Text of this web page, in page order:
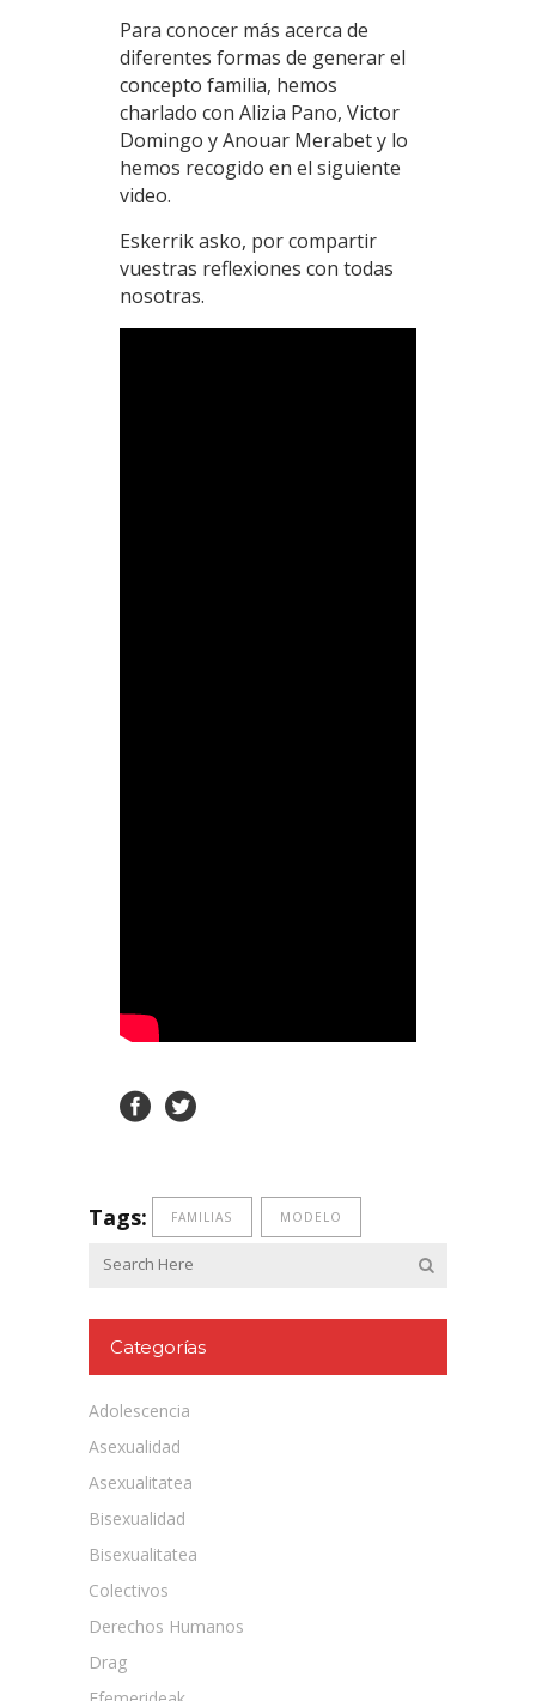
Para conocer más acerca de
diferentes formas de generar el
concepto familia, hemos
charlado con Alizia Pano, Victor
Domingo y Anouar Merabet y lo
hemos recogido en el siguiente
video.
Eskerrik asko, por compartir
vuestras reflexiones con todas
nosotras.
Tags: FAMILIAS MODELO
Categorías
Adolescencia
Asexualidad
Asexualitatea
Bisexualidad
Bisexualitatea
Colectivos
Derechos Humanos
Drag